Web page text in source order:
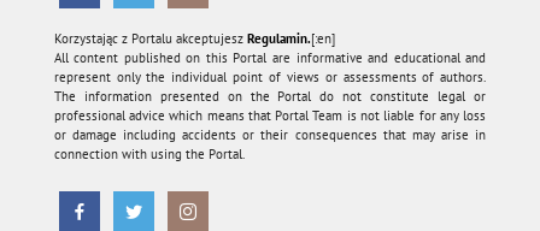
Korzystając z Portalu akceptujesz Regulamin.[:en]
All content published on this Portal are informative and educational and
represent only the individual point of views or assessments of authors.
The information presented on the Portal do not constitute legal or
professional advice which means that Portal Team is not liable for any loss
or damage including accidents or their consequences that may arise in
connection with using the Portal.